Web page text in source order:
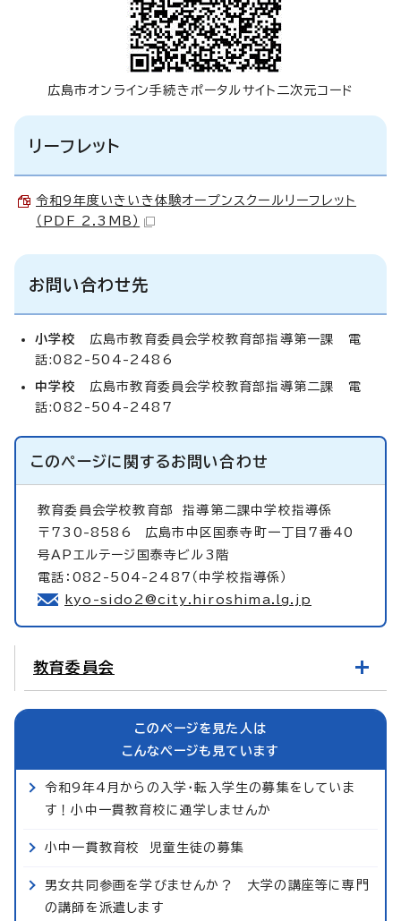
広島市オンライン手続きポータルサイト二次元コード
リーフレット
令和9年度いきいき体験オープンスクールリーフレット
（PDF 2.3MB）
お問い合わせ先
小学校
広島市教育委員会学校教育部指導第一課 電
話:082-504-2486
中学校
広島市教育委員会学校教育部指導第二課 電
話:082-504-2487
このページに関するお問い合わせ
教育委員会学校教育部指導第二課中学校指導係
〒730-8586 広島市中区国泰寺町一丁目7番40
号APエルテージ国泰寺ビル3階
電話：082-504-2487（中学校指導係）
kyo-sido2@city.hiroshima.lg.jp
教育委員会
このページを見た人は
こんなページも見ています
令和9年4月からの入学・転入学生の募集をしていま
す！小中一貫教育校に通学しませんか
小中一貫教育校 児童生徒の募集
男女共同参画を学びませんか？ 大学の講座等に専門
の講師を派遣します